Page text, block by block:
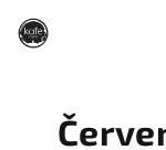
obsah